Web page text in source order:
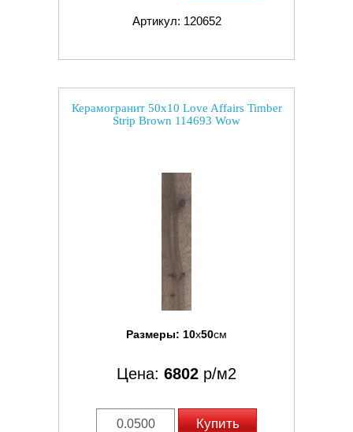
Артикул: 120652
Керамогранит 50x10 Love Affairs Timber
Strip Brown 114693 Wow
Размеры: 10x50см
Цена: 6802 р/м2
Купить